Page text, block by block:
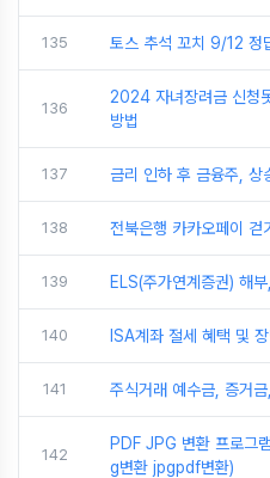
135 토스 추석 꼬치 9/12 정
136
2024 자녀장려금 신청
방법
137 금리 인하 후 금융주, 상
138 전북은행 카카오페이
139 ELS(주가연계증권) 해
140 ISA계좌 절세 혜택 및
141 주식거래 예수금, 증거
142
PDF JPG 변환 프로그
g변환 jpgpdf변환)